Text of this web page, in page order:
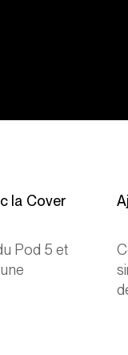
la Cover
Pod 5 et